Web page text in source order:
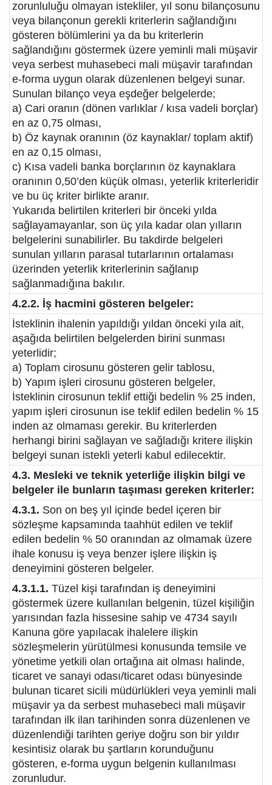
zorunluluğu olmayan istekliler, yıl sonu bilançosunu
veya bilançonun gerekli kriterlerin sağlandığını
gösteren bölümlerini ya da bu kriterlerin
sağlandığını göstermek üzere yeminli mali müşavir
veya serbest muhasebeci mali müşavir tarafından
e-forma uygun olarak düzenlenen belgeyi sunar.
Sunulan bilanço veya eşdeğer belgelerde;
a) Cari oranın (dönen varlıklar / kısa vadeli borçlar)
en az 0,75 olması,
b) Öz kaynak oranının (öz kaynaklar/ toplam aktif)
en az 0,15 olması,
c) Kısa vadeli banka borçlarının öz kaynaklara
oranının 0,50’den küçük olması, yeterlik kriterleridir
ve bu üç kriter birlikte aranır.
Yukarıda belirtilen kriterleri bir önceki yılda
sağlayamayanlar, son üç yıla kadar olan yılların
belgelerini sunabilirler. Bu takdirde belgeleri
sunulan yılların parasal tutarlarının ortalaması
üzerinden yeterlik kriterlerinin sağlanıp
sağlanmadığına bakılır.
4.2.2. İş hacmini gösteren belgeler:
İsteklinin ihalenin yapıldığı yıldan önceki yıla ait,
aşağıda belirtilen belgelerden birini sunması
yeterlidir;
a) Toplam cirosunu gösteren gelir tablosu,
b) Yapım işleri cirosunu gösteren belgeler,
İsteklinin cirosunun teklif ettiği bedelin % 25 inden,
yapım işleri cirosunun ise teklif edilen bedelin % 15
inden az olmaması gerekir. Bu kriterlerden
herhangi birini sağlayan ve sağladığı kritere ilişkin
belgeyi sunan istekli yeterli kabul edilecektir.
4.3. Mesleki ve teknik yeterliğe ilişkin bilgi ve
belgeler ile bunların taşıması gereken kriterler:
4.3.1. Son on beş yıl içinde bedel içeren bir
sözleşme kapsamında taahhüt edilen ve teklif
edilen bedelin % 50 oranından az olmamak üzere
ihale konusu iş veya benzer işlere ilişkin iş
deneyimini gösteren belgeler.
4.3.1.1. Tüzel kişi tarafından iş deneyimini
göstermek üzere kullanılan belgenin, tüzel kişiliğin
yarısından fazla hissesine sahip ve 4734 sayılı
Kanuna göre yapılacak ihalelere ilişkin
sözleşmelerin yürütülmesi konusunda temsile ve
yönetime yetkili olan ortağına ait olması halinde,
ticaret ve sanayi odası/ticaret odası bünyesinde
bulunan ticaret sicili müdürlükleri veya yeminli mali
müşavir ya da serbest muhasebeci mali müşavir
tarafından ilk ilan tarihinden sonra düzenlenen ve
düzenlendiği tarihten geriye doğru son bir yıldır
kesintisiz olarak bu şartların korunduğunu
gösteren, e-forma uygun belgenin kullanılması
zorunludur.